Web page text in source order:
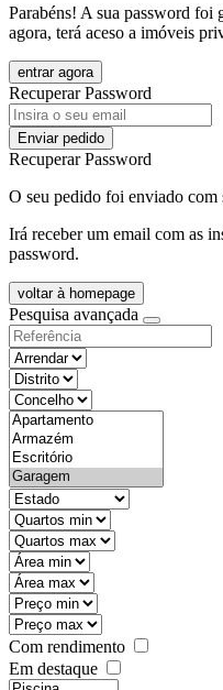
Parabéns! A sua password foi
agora, terá aceso a imóveis
entrar agora
Recuperar Password
Enviar pedido
Recuperar Password
O seu pedido foi enviado com
Irá receber um email com as
password.
voltar à homepage
Pesquisa avançada
objective
districtId
countyId
types
state
mintypo
maxtypo
minarea
maxarea
minprice
maxprice
Com rendimento
Em destaque